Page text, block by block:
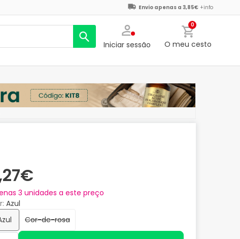
Envio apenas a 3,85€ +info
Iniciar sessão
0
O meu cesto
3 unidades a este preço
Azul
Azul
Cor-de-rosa